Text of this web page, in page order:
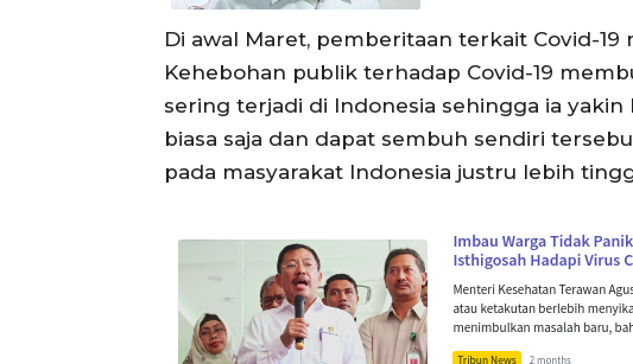
Di awal Maret, pemberitaan terkait Covid-
Kehebohan publik terhadap Covid-19
sering terjadi di Indonesia sehingga ia
biasa saja dan dapat sembuh sendiri
pada masyarakat Indonesia justru lebih